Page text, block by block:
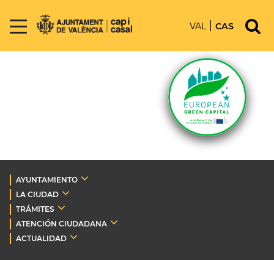
VAL CAS
AYUNTAMIENTO
LA CIUDAD
TRÁMITES
ATENCIÓN CIUDADANA
ACTUALIDAD